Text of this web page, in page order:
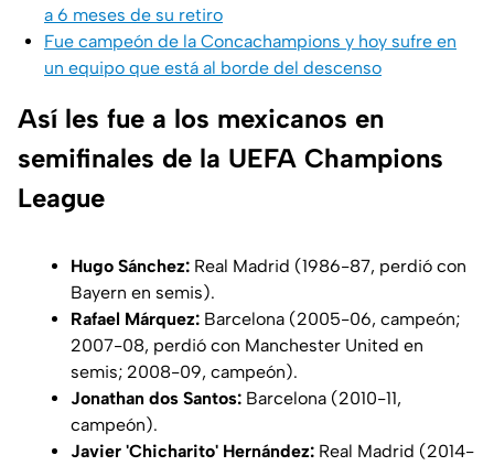
a 6 meses de su retiro
Fue campeón de la Concachampions y hoy sufre en
un equipo que está al borde del descenso
Así les fue a los mexicanos en
semifinales de la UEFA Champions
League
Hugo Sánchez: Real Madrid (1986-87, perdió con
Bayern en semis).
Rafael Márquez: Barcelona (2005-06, campeón;
2007-08, perdió con Manchester United en
semis; 2008-09, campeón).
Jonathan dos Santos: Barcelona (2010-11,
campeón).
Javier 'Chicharito' Hernández: Real Madrid (2014-